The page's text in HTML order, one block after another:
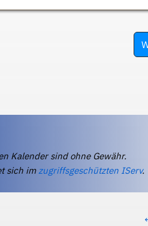
Kalender sind ohne Gewähr.
sich imzugriffsgeschützten IServ.